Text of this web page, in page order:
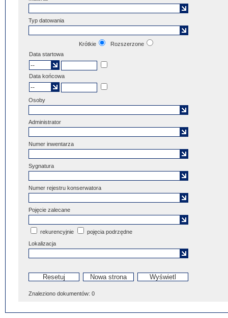
Typ datowania
Krótkie
Rozszerzone
Data startowa
Data końcowa
Osoby
Administrator
Numer inwentarza
Sygnatura
Numer rejestru konserwatora
Pojęcie zalecane
rekurencyjnie
pojęcia podrzędne
Lokalizacja
Znaleziono dokumentów: 0